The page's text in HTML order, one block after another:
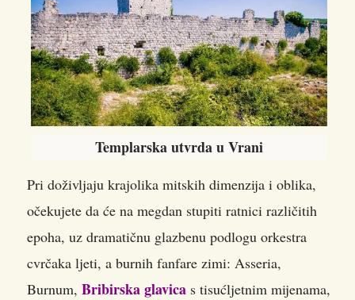
Templarska utvrda u Vrani
Pri doživljaju krajolika mitskih dimenzija i oblika,
očekujete da će na megdan stupiti ratnici različitih
epoha, uz dramatičnu glazbenu podlogu orkestra
cvrčaka ljeti, a burnih fanfare zimi: Asseria,
Burnum, Bribirska glavica s tisućljetnim mijenama,